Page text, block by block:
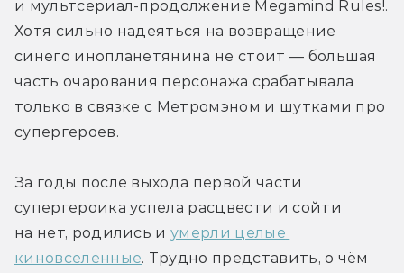
и мультсериал-продолжение Megamind Rules!.
Хотя сильно надеяться на возвращение
синего инопланетянина не стоит — большая
часть очарования персонажа срабатывала
только в связке с Метромэном и шутками про
супергероев.
За годы после выхода первой части
супергероика успела расцвести и сойти
на нет, родились и умерли целые
киновселенные. Трудно представить, о чём